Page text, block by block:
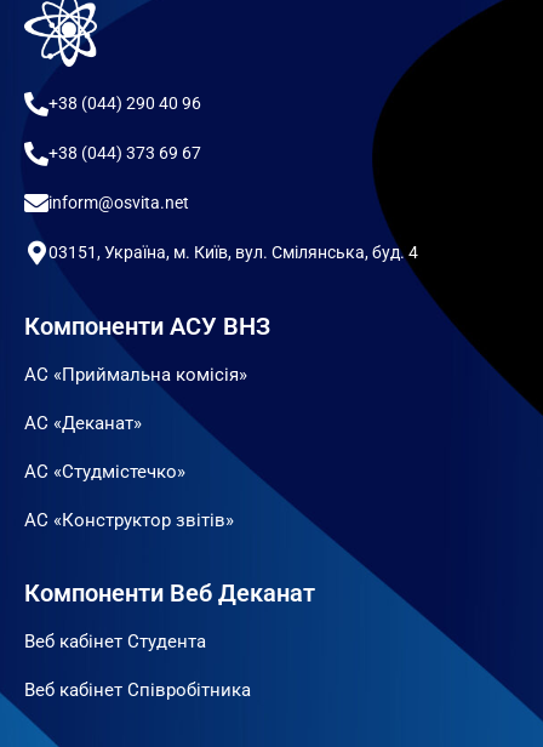
+38 (044) 290 40 96
+38 (044) 373 69 67
inform@osvita.net
03151, Україна, м. Київ, вул. Смілянська, буд. 4
Компоненти АСУ ВНЗ
АС «Приймальна комісія»
АС «Деканат»
АС «Студмістечко»
АС «Конструктор звітів»
Компоненти Веб Деканат
Веб кабінет Студента
Веб кабінет Співробітника